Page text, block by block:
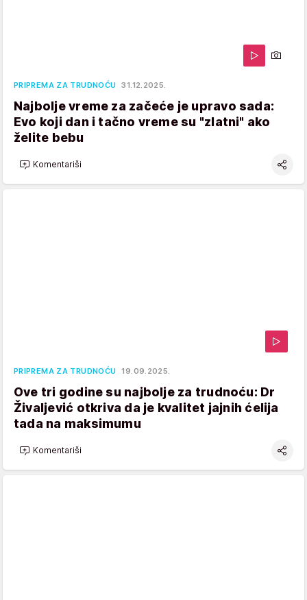
PRIPREMA ZA TRUDNOĆU 31.12.2025.
Najbolje vreme za začeće je upravo sada:
Evo koji dan i tačno vreme su "zlatni" ako
želite bebu
Komentariši
PRIPREMA ZA TRUDNOĆU 19.09.2025.
Ove tri godine su najbolje za trudnoću: Dr
Živaljević otkriva da je kvalitet jajnih ćelija
tada na maksimumu
Komentariši